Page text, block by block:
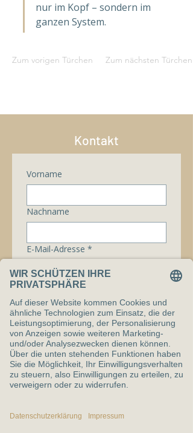
nur im Kopf – sondern im
ganzen System.
Zum vorigen Türchen Zum nächsten Türchen
Kontakt
Vorname
Nachname
E-Mail-Adresse *
Telefonnummer
Nachricht
einverstanden. *